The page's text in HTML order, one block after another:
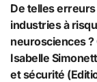
De telles
industries à
neurosciences ?
Isabelle
et sécurité